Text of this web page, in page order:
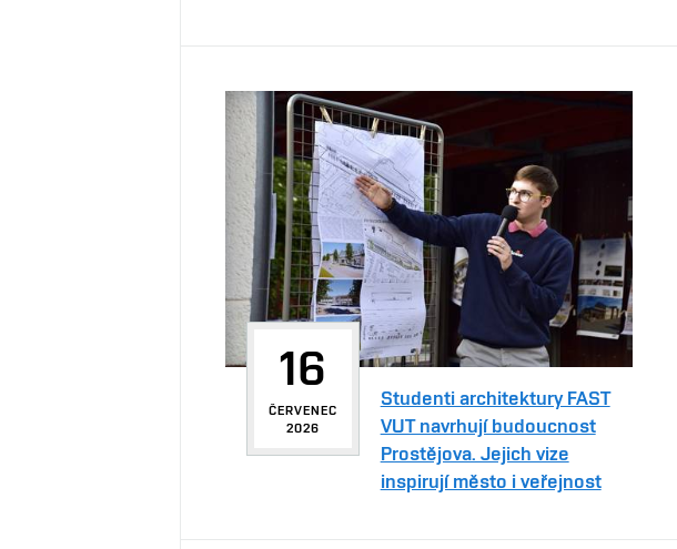
16
ČERVENEC
2026
Studenti architektury FAST
VUT navrhují budoucnost
Prostějova. Jejich vize
inspirují město i veřejnost